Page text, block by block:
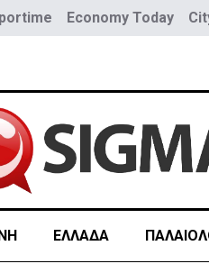
Economy Today
ΕΛΛΑΔΑ